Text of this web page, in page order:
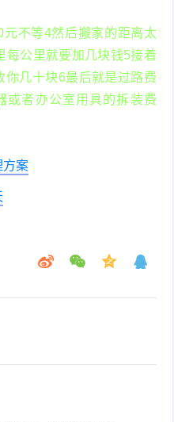
不等4然后搬家的距离太
每公里就要加几块钱5接着
你几十块6最后就是过路费
或者办公室用具的拆装费
方案